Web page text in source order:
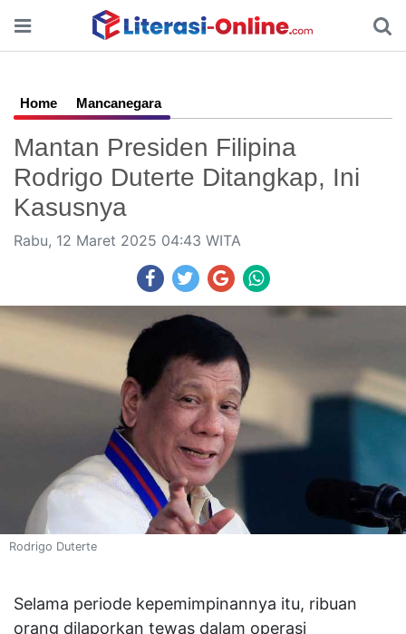
Home Mancanegara
Mantan Presiden Filipina
Rodrigo Duterte Ditangkap, Ini
Kasusnya
Rabu, 12 Maret 2025 04:43 WITA
Rodrigo Duterte
Selama periode kepemimpinannya itu, ribuan
orang dilaporkan tewas dalam operasi